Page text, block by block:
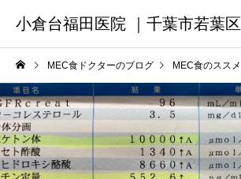
小倉台福田医院 ｜千葉市若葉区
MEC食ドクターのブログ MEC食のススメ